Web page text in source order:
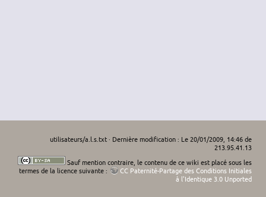
utilisateurs/a.l.s.txt· Dernière modification : Le 20/01/2009, 14:46 de
213.95.41.13
Sauf mention contraire, le contenu de ce wiki est placé sous les
termes de la licence suivante :
CC Paternité-Partage des Conditions Initiales
à l'Identique 3.0 Unported